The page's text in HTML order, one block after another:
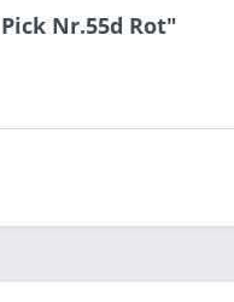
Nr.55d Rot"